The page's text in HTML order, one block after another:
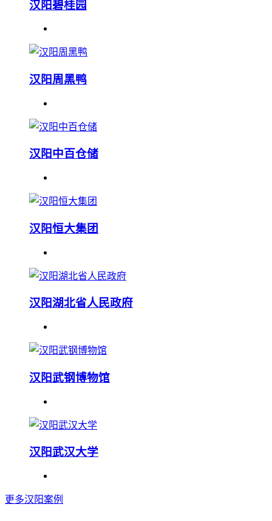
汉阳碧桂园
汉阳周黑鸭
汉阳中百仓储
汉阳恒大集团
汉阳湖北省人民政府
汉阳武钢博物馆
汉阳武汉大学
更多汉阳案例